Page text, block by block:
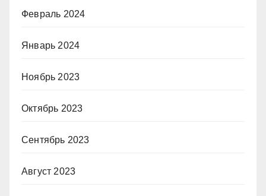
Февраль 2024
Январь 2024
Ноябрь 2023
Октябрь 2023
Сентябрь 2023
Август 2023